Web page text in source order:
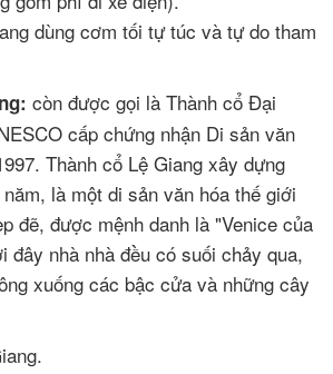
dùng cơm tối tự túc và tự do tham
còn được gọi là Thành cổ Đại
cấp chứng nhận Di sản văn
Thành cổ Lệ Giang xây dựng
là một di sản văn hóa thế giới
đẽ, được mệnh danh là "Venice của
đây nhà nhà đều có suối chảy qua,
xuống các bậc cửa và những cây